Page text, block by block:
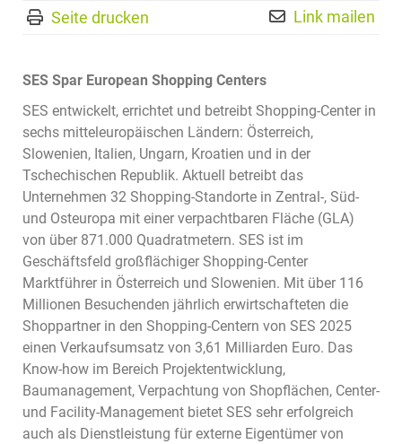
Seite drucken Link mailen
SES Spar European Shopping Centers
SES entwickelt, errichtet und betreibt Shopping-Center in
sechs mitteleuropäischen Ländern: Österreich,
Slowenien, Italien, Ungarn, Kroatien und in der
Tschechischen Republik. Aktuell betreibt das
Unternehmen 32 Shopping-Standorte in Zentral-, Süd-
und Osteuropa mit einer verpachtbaren Fläche (GLA)
von über 871.000 Quadratmetern. SES ist im
Geschäftsfeld großflächiger Shopping-Center
Marktführer in Österreich und Slowenien. Mit über 116
Millionen Besuchenden jährlich erwirtschafteten die
Shoppartner in den Shopping-Centern von SES 2025
einen Verkaufsumsatz von 3,61 Milliarden Euro. Das
Know-how im Bereich Projektentwicklung,
Baumanagement, Verpachtung von Shopflächen, Center-
und Facility-Management bietet SES sehr erfolgreich
auch als Dienstleistung für externe Eigentümer von